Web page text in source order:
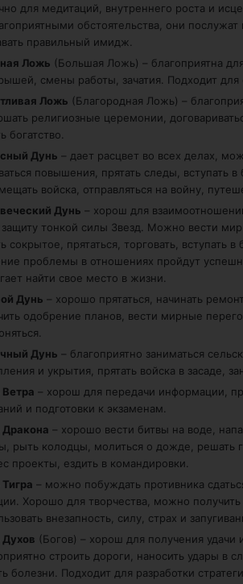
для медитаций, внутреннего роста и
обстоятельства, они
правильный имидж.
Ложь (Большая Ложь) – благоприятна
смены работы, зачатия. Подходит для
Ложь (Благородная Ложь) –
религиозные церемонии,
богатство.
Дунь – дает расцвет во всех делах,
повышения, прятать следы, вступать
войска, отправляться на войну,
Дунь – хорош для
тонкой силы Звезд. Можно вести
сокрытое, прятаться, торговать,
проблемы в отношениях пройдут
найти свое место в жизни.
Дунь – хорошо прятаться, начинать
одобрение планов, вести мирные
Дунь – благоприятно заниматься
и укрытия, прятать войска в засаде,
– хорош для передачи информации,
и подготовки к экзаменам.
Дракона – хорошо вести битвы на воде,
рыть колодцы, молиться о дожде, решать
проекты, ездить в командировки.
– можно побуждать противника
Хорошо для творчества, можно
внезапность, силу, страх и
(Богов) – хорош для получения удачи
строить дороги, наносить удары в
болезни. Подходит для разработки